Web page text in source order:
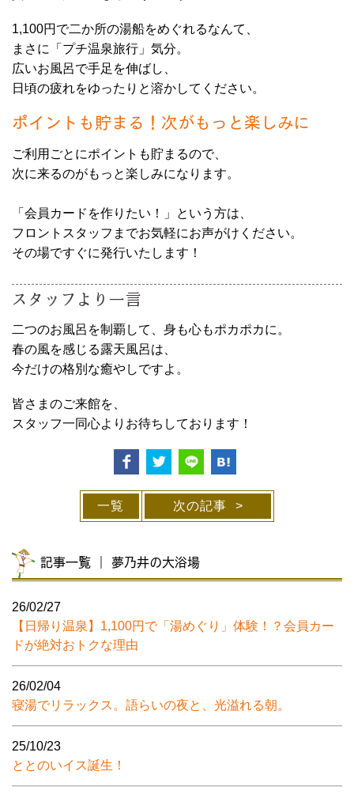
1,100円で二か所の湯船をめぐれるなんて、
まさに「プチ温泉旅行」気分。
広いお風呂で手足を伸ばし、
日頃の疲れをゆったりと溶かしてください。
ポイントも貯まる！次がもっと楽しみに
ご利用ごとにポイントも貯まるので、
次に来るのがもっと楽しみになります。
「会員カードを作りたい！」という方は、
フロントスタッフまでお気軽にお声がけください。
その場ですぐに発行いたします！
スタッフより一言
二つのお風呂を制覇して、身も心もポカポカに。
春の風を感じる露天風呂は、
今だけの格別な癒やしですよ。
皆さまのご来館を、
スタッフ一同心よりお待ちしております！
一覧 次の記事
記事一覧 ｜ 夢乃井の大浴場
26/02/27
【日帰り温泉】1,100円で「湯めぐり」体験！？会員カー
ドが絶対おトクな理由
26/02/04
寝湯でリラックス。語らいの夜と、光溢れる朝。
25/10/23
ととのいイス誕生！